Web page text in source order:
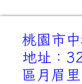
桃園市
地址：
區月眉